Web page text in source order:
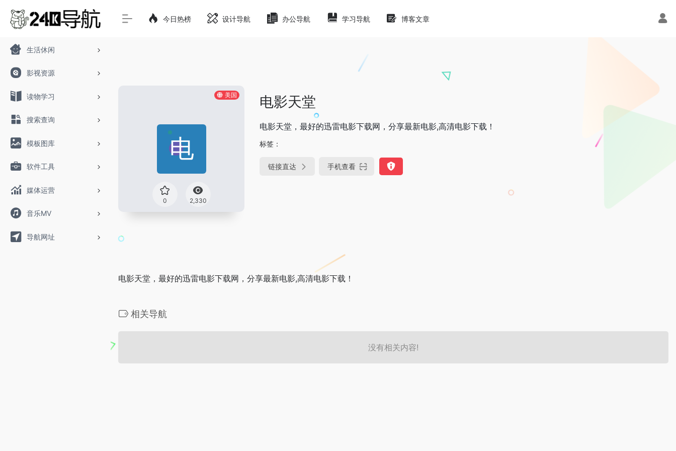
生活休闲
影视资源
读物学习
搜索查询
模板图库
软件工具
媒体运营
音乐MV
导航网址
今日热榜 设计导航 办公导航 学习导航 博客文章
美国
0 2,330
电影天堂
电影天堂，最好的迅雷电影下载网，分享最新电影,高清电影下载！
标签：
链接直达 手机查看
电影天堂，最好的迅雷电影下载网，分享最新电影,高清电影下载！
相关导航
没有相关内容!